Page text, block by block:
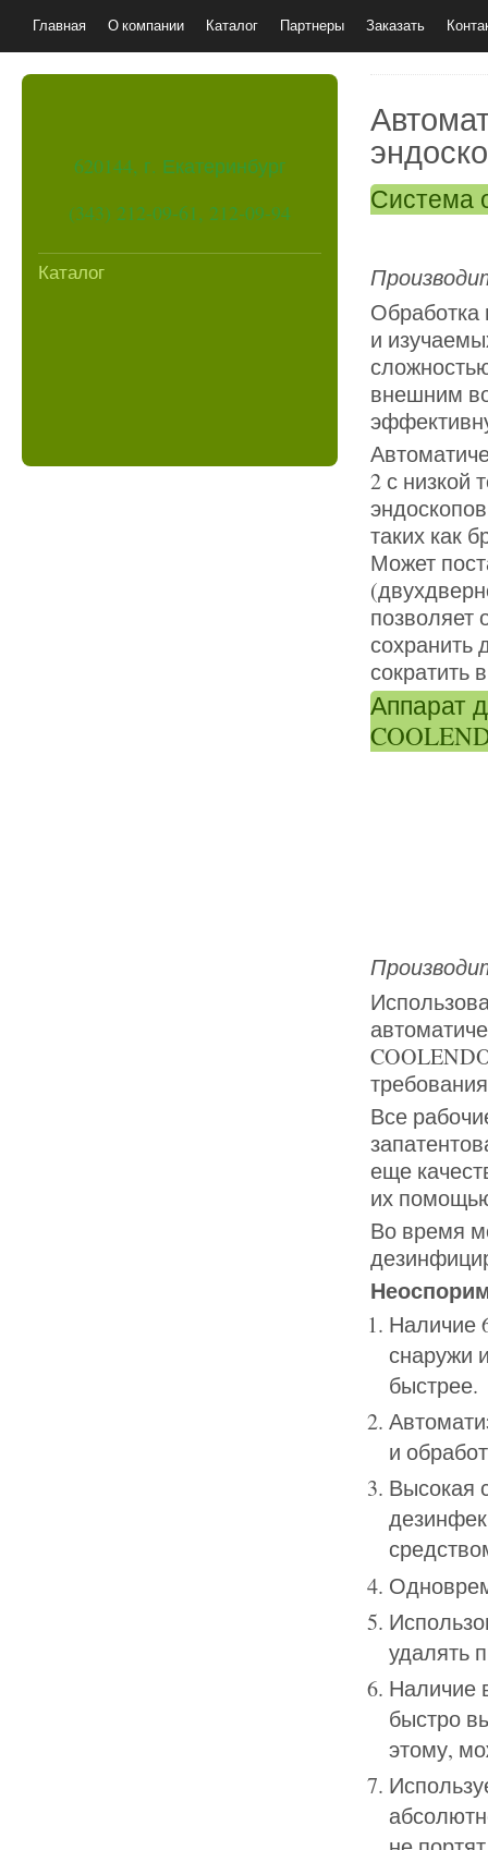
Главная О компании Каталог Партнеры Заказать
620144, г. Екатеринбург
(343) 212-09-61, 212-09-94
Каталог
Система
Обработка
и
внешним
2 с низкой
таких как
Может
позволяет
сохранить
сократить
Аппарат
Все
еще
их
Во время
Наличие
снаружи
быстрее.
и
Высокая
удалять
Наличие
быстро
этому,